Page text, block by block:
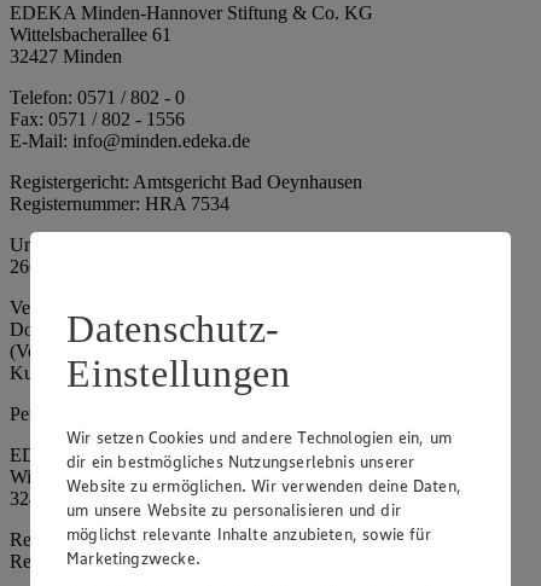
EDEKA Minden-Hannover Stiftung & Co. KG
Wittelsbacherallee 61
32427 Minden
Telefon: 0571 / 802 - 0
Fax: 0571 / 802 - 1556
E-Mail: info@minden.edeka.de
Registergericht: Amtsgericht Bad Oeynhausen
Registernummer: HRA 7534
Umsatzsteuer-Identifikationsnummer gem. § 27a UStG: DE
266067317
Vertretungsberechtigte: Mark Rosenkranz (Sprecher), Eileen
Dominique Klingsiek (Vorstandsmitglied), Ulf-U. Plath
(Vorstandsmitglied), Stephan Wohler (Vorstandsmitglied), Marc
Kuhlmann (Aufsichtsratsvorsitzender)
Persönlich haftende Gesellschafterin:
EDEKA Minden-Hannover Holding GmbH
Wittelsbacherallee 61
32427 Minden
Registergericht: Amtsgericht Bad Oeynhausen
Registernummer: HRB 4086
Datenschutz-
Einstellungen
Wir setzen Cookies und andere Technologien ein, um
dir ein bestmögliches Nutzungserlebnis unserer
Website zu ermöglichen. Wir verwenden deine Daten,
um unsere Website zu personalisieren und dir
möglichst relevante Inhalte anzubieten, sowie für
Marketingzwecke.